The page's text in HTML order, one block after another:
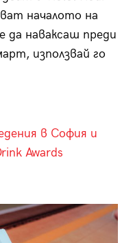
началото на
да наваксаш преди
използвай го
в София и
Awards